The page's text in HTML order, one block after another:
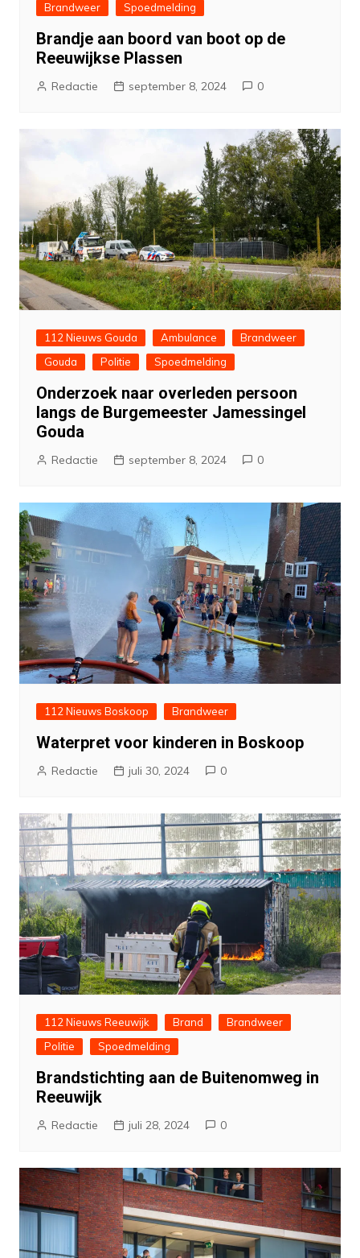
Brandweer Spoedmelding
Brandje aan boord van boot op de
Reeuwijkse Plassen
Redactie september 8, 2024 0
112 Nieuws Gouda Ambulance
Brandweer
Gouda
Politie Spoedmelding
Onderzoek naar overleden persoon
langs de Burgemeester Jamessingel
Gouda
Redactie september 8, 2024 0
112 Nieuws Boskoop Brandweer
Waterpret voor kinderen in Boskoop
Redactie juli 30, 2024 0
112 Nieuws Reeuwijk Brand
Brandweer
Politie
Spoedmelding
Brandstichting aan de Buitenomweg in
Reeuwijk
Redactie juli 28, 2024 0